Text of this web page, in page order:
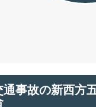
通事故の新西方